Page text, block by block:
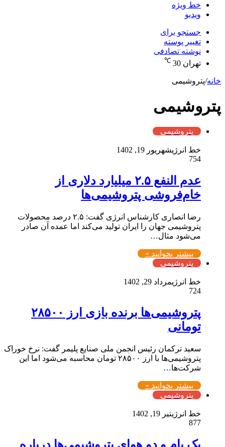
خط ویژه
ویدیو
جستجو برای
تغییر پوسته
نوشته تصادفی
تهران 30
℃
خانه/پتروشیمی
پتروشیمی
پتروشیمی
خط انرژیشهریور 19, 1402
754
عدم النفع ۲.۵ میلیارد دلاری از
خام‌فروشی پتروشیمی‌ها
رضا انصاری کارشناس انرژی گفت: ۲.۵ درصد محصولات
پتروشیمی جهان را ایران تولید می‌کند اما عمده آن صادر
می‌شود مثال…
بیشتر بخوانید »
پتروشیمی
خط انرژیمرداد 29, 1402
724
پتروشیمی‌ها برنده بازی ارز ۲۸۵۰۰
تومانی
سعید ترکمان رئیس انجمن ملی صنایع پلیمر گفت: نرخ خوراک
پتروشیمی‌ها با ارز ۲۸۵۰۰ تومان محاسبه می‌شود اما این
شرکت‌ها…
بیشتر بخوانید »
پتروشیمی
خط انرژیتیر 19, 1402
877
یک بام ‌و دو هوای پتروشیمی‌ها درباره